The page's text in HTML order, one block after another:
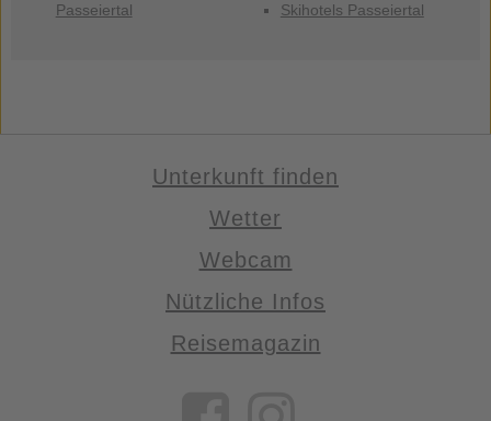
Passeiertal
Skihotels Passeiertal
Unterkunft finden
Wetter
Webcam
Nützliche Infos
Reisemagazin